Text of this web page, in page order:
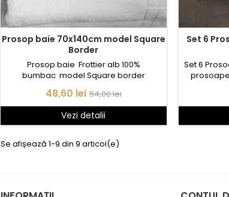
Prosop baie 70x140cm model Square
Border
Prosop baie Frottier alb 100%
bumbac model Square border
Pret
48,60 lei Preț
obișnuit
54,00 lei
Vezi detalii
Set 6
Set 6
bumbac,
Se afișează 1-9 din 9 articol(e)